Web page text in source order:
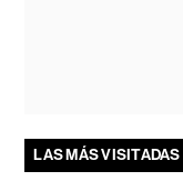
LAS MÁS VISITADAS